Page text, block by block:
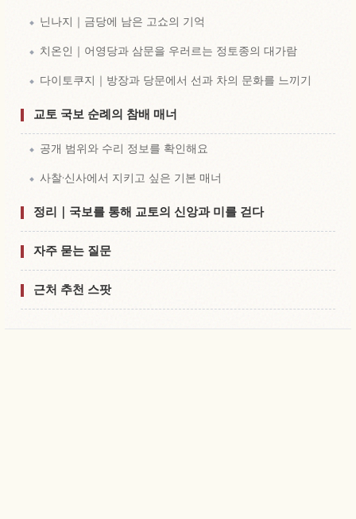
닌나지｜금당에 남은 고쇼의 기억
치온인｜어영당과 삼문을 우러르는 정토종의 대가람
다이토쿠지｜방장과 당문에서 선과 차의 문화를 느끼기
교토 국보 순례의 참배 매너
공개 범위와 수리 정보를 확인해요
사찰·신사에서 지키고 싶은 기본 매너
정리｜국보를 통해 교토의 신앙과 미를 걷다
자주 묻는 질문
근처 추천 스팟